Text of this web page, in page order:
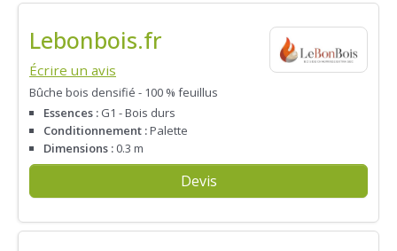
Lebonbois.fr
Écrire un avis
Bûche bois densifié - 100 % feuillus
Essences : G1 - Bois durs
Conditionnement :Palette
Dimensions : 0.3 m
Devis